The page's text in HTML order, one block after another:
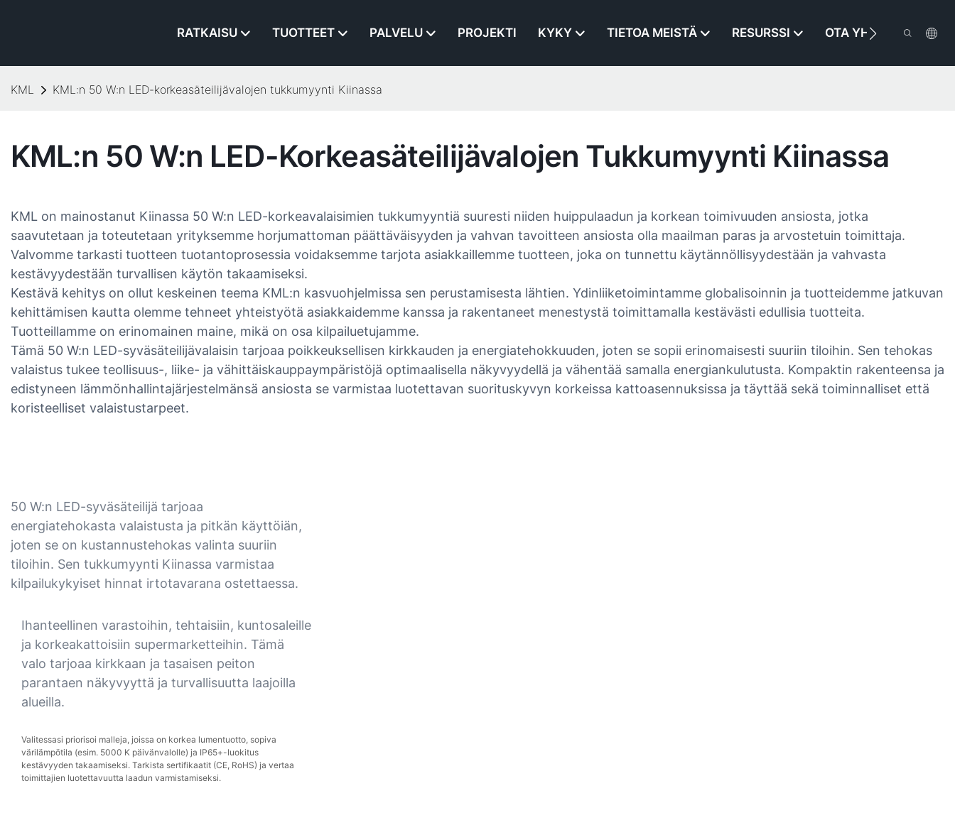
RATKAISU TUOTTEET PALVELU PROJEKTI KYKY TIETOA MEISTÄ RESURSSI OTA YHTEYTTÄ
KML KML:n 50 W:n LED-korkeasäteilijävalojen tukkumyynti Kiinassa
KML:n 50 W:n LED-Korkeasäteilijävalojen Tukkumyynti Kiinassa
KML on mainostanut Kiinassa 50 W:n LED-korkeavalaisimien tukkumyyntiä suuresti niiden huippulaadun ja korkean toimivuuden ansiosta, jotka
saavutetaan ja toteutetaan yrityksemme horjumattoman päättäväisyyden ja vahvan tavoitteen ansiosta olla maailman paras ja arvostetuin toimittaja.
Valvomme tarkasti tuotteen tuotantoprosessia voidaksemme tarjota asiakkaillemme tuotteen, joka on tunnettu käytännöllisyydestään ja vahvasta
kestävyydestään turvallisen käytön takaamiseksi.
Kestävä kehitys on ollut keskeinen teema KML:n kasvuohjelmissa sen perustamisesta lähtien. Ydinliiketoimintamme globalisoinnin ja tuotteidemme jatkuvan
kehittämisen kautta olemme tehneet yhteistyötä asiakkaidemme kanssa ja rakentaneet menestystä toimittamalla kestävästi edullisia tuotteita.
Tuotteillamme on erinomainen maine, mikä on osa kilpailuetujamme.
Tämä 50 W:n LED-syväsäteilijävalaisin tarjoaa poikkeuksellisen kirkkauden ja energiatehokkuuden, joten se sopii erinomaisesti suuriin tiloihin. Sen tehokas
valaistus tukee teollisuus-, liike- ja vähittäiskauppaympäristöjä optimaalisella näkyvyydellä ja vähentää samalla energiankulutusta. Kompaktin rakenteensa ja
edistyneen lämmönhallintajärjestelmänsä ansiosta se varmistaa luotettavan suorituskyvyn korkeissa kattoasennuksissa ja täyttää sekä toiminnalliset että
koristeelliset valaistustarpeet.
50 W:n LED-syväsäteilijä tarjoaa
energiatehokasta valaistusta ja pitkän käyttöiän,
joten se on kustannustehokas valinta suuriin
tiloihin. Sen tukkumyynti Kiinassa varmistaa
kilpailukykyiset hinnat irtotavarana ostettaessa.
Ihanteellinen varastoihin, tehtaisiin, kuntosaleille
ja korkeakattoisiin supermarketteihin. Tämä
valo tarjoaa kirkkaan ja tasaisen peiton
parantaen näkyvyyttä ja turvallisuutta laajoilla
alueilla.
Valitessasi priorisoi malleja, joissa on korkea lumentuotto, sopiva
värilämpötila (esim. 5000 K päivänvalolle) ja IP65+-luokitus
kestävyyden takaamiseksi. Tarkista sertifikaatit (CE, RoHS) ja vertaa
toimittajien luotettavuutta laadun varmistamiseksi.